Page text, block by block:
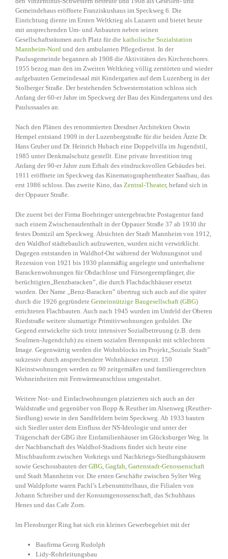
Gemeindehaus eröffnete Franziskushaus im Speckweg 6. Die
Einrichtung diente im Ersten Weltkrieg als Lazarett und bietet heute
mit ansprechenden Um- und Anbauten neben seinen
Gesellschaftsräumen auch Platz für die katholische Sozialstation
Mannheim-Nord und den ambulanten Pflegedienst. In der
Paulusgemeinde begannen ab 1908 die Aktivitäten des Kirchenchores.
1955 bezog man den im Zweiten Weltkrieg völlig zerstörten und wieder
aufgebauten Gemeindesaal mit Kindergarten auf dem Luzenberg in der
Stolberger Straße. Der bestehenden Schwesternstation schloss sich
Anfang der 60-er Jahre im Speckweg der Bau des Kindergartens und des
Paulussaales an.
Nach den Plänen des renommierten Dresdner Architekten Oswin
Hempel entstand 1909 in der Luzenbergstraße für die beiden Ärzte Dr.
Hans Gruber und Dr. Heinrich Hubach eine Doppelvilla im Jugendstil,
1985 unter Denkmalschutz gestellt. Eine private Investition trug
Anfang der 90-er Jahre zum Erhalt des eindrucksvollen Gebäudes bei.
1911 eröffnete im Speckweg das Kinematographentheater Saalbau, das
erst 1986 schloss. Das zweite Kino, das Zentral-Theater, befand sich in
der Oppauer Straße.
Die zuerst bei der Firma Boehringer untergebrachte Postagentur fand
nach einem Zwischenaufenthalt in der Oppauer Straße 37 ab 1930 ihr
festes Domizil am Speckweg. Absichten der Stadt Mannheim von 1912,
den Waldhof städtebaulich aufzuwerten, wurden nicht verwirklicht.
Dagegen entstanden in Waldhof-Ost während der Wohnungsnot und
Rezession von 1921 bis 1930 planmäßig angelegte und unterhaltene
Barackenwohnungen für Obdachlose und Fürsorgeempfänger, die
berüchtigten,,Benzbaracken”, die durch Flachdachhäuser ersetzt
wurden. Der Name ,,Benz-Baracken” übertrug sich auch auf die später
durch die 1926 gegründete Gemeinnützige Baugesellschaft (GBG)
errichteten Flachbauten. Auch nach 1945 wurden im Umfeld der Oberen
Riedstraße weitere slumartige Primitivwohnungen geduldet. Die
Gegend entwickelte sich trotz intensiver Sozialbetreuung (z.B. dem
Soulmen-Jugendclub) zu einem sozialen Brennpunkt mit schlechtem
Image. Gegenwärtig werden die Wohnblocks im Projekt,,Soziale Stadt”
sukzessiv durch ansprechendere Wohnhäuser ersetzt. 150
Kleinstwohnungen werden zu 90 zeitgemäßen und familiengerechten
Wohneinheiten mit Fernwärmeanschluss umgestaltet.
Weitere Not- und Einfachwohnungen platzierten sich auch an der
Waldstraße und gegenüber von Bopp & Reuther im Alsenweg (Reuther-
Siedlung) sowie in den Sandfeldern beim Speckweg. Ab 1933 bauten
sich Siedler unter dem Einfluss der NS-Ideologie und unter der
Trägerschaft der GBG ihre Einfamilienhäuser im Glücksburger Weg. ln
der Nachbarschaft des Waldhof-Stadions findet sich heute eine
Mischbauform zwischen Vorkriegs und Nachkriegs-Siedlungshäusern
sowie Geschossbauten derGBG Gagfah Gartenstadt-Genossenschaft
und Stadt Mannheim vor. Die ersten Geschäfte zwischen Sylter Weg
und Waldpforte waren Pachl’s Lebensmittelhaus, die Filialen von
Johann Schreiber und der Konsumgenossenschaft, das Schuhhaus
Henes und das Cafe Zorn.
lm Flensburger Ring hat sich ein kleines Gewerbegebiet mit der
Baufirma Georg Rudolph
Lidy-Rohrleitungsbau